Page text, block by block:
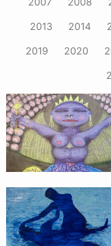
2013
2014
2019
2020